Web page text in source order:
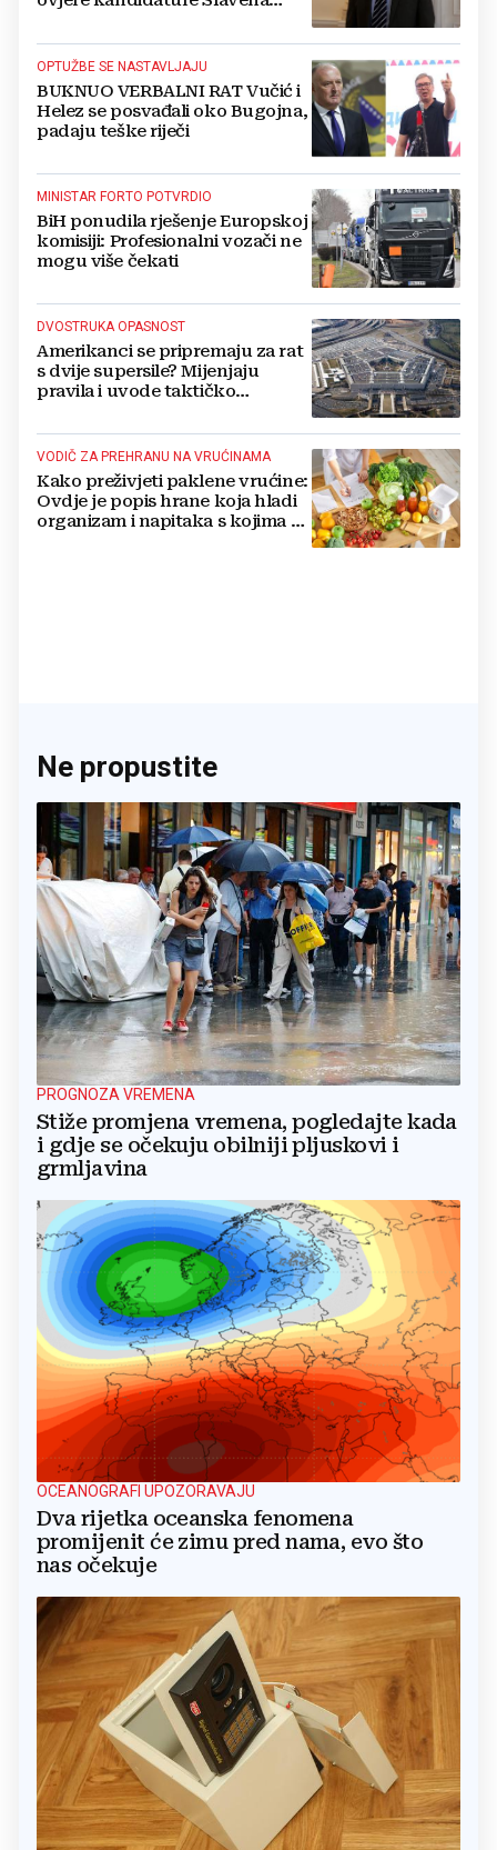
OPTUŽBE SE NASTAVLJAJU
BUKNUO VERBALNI RAT Vučić i
Helez se posvađali oko Bugojna,
padaju teške riječi
MINISTAR FORTO POTVRDIO
BiH ponudila rješenje Europskoj
komisiji: Profesionalni vozači ne
mogu više čekati
DVOSTRUKA OPASNOST
Amerikanci se pripremaju za rat
s dvije supersile? Mijenjaju
pravila i uvode taktičko
VODIČ ZA PREHRANU NA VRUĆINAMA
Kako preživjeti paklene vrućine:
Ovdje je popis hrane koja hladi
organizam i napitaka s kojima si
Ne propustite
PROGNOZA VREMENA
Stiže promjena vremena, pogledajte kada
i gdje se očekuju obilniji pljuskovi i
grmljavina
OCEANOGRAFI UPOZORAVAJU
Dva rijetka oceanska fenomena
promijenit će zimu pred nama, evo što
nas očekuje